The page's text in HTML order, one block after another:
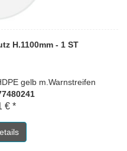
H.1100mm - 1 ST
gelb m.Warnstreifen
€ *